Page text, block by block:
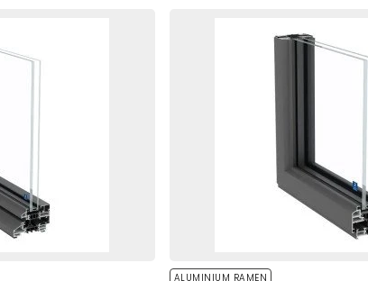
helpen website-eigenaren te begrijpen hoe
informatie te verzamelen en te rapporteren.
Mijn voorkeuren opslaan
ALUMINIUM RAMEN